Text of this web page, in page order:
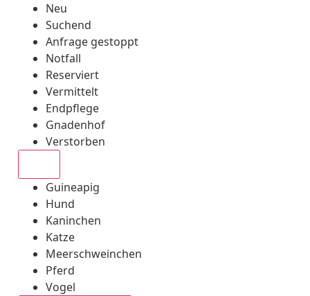
Neu
Suchend
Anfrage gestoppt
Notfall
Reserviert
Vermittelt
Endpflege
Gnadenhof
Verstorben
Guineapig
Hund
Kaninchen
Katze
Meerschweinchen
Pferd
Vogel